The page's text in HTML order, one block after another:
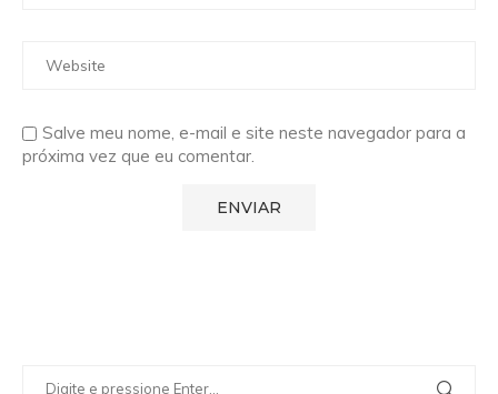
Salve meu nome, e-mail e site neste navegador para a
próxima vez que eu comentar.